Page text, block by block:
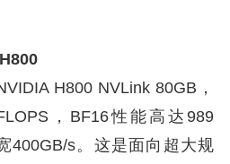
H800 NVLink 80GB，
，BF16性能高达989
400GB/s。这是面向超大规